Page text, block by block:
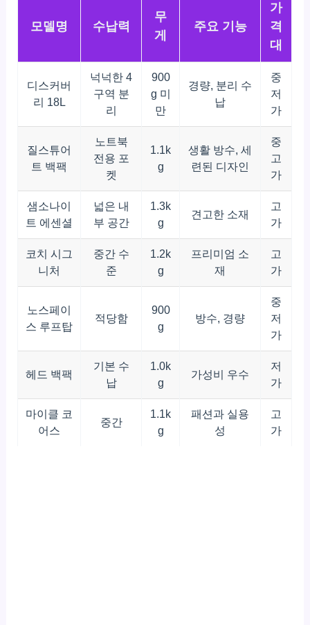
모델명 수납력
무
게
주요 기능
가
격
대
디스커버
리 18L
넉넉한 4
구역 분
리
900
g 미
만
경량, 분리 수
납
중
저
가
질스튜어
트 백팩
노트북
전용 포
켓
1.1k
g
생활 방수, 세
련된 디자인
중
고
가
샘소나이
트 에센셜
넓은 내
부 공간
1.3k
g
견고한 소재
고
가
코치 시그
니처
중간 수
준
1.2k
g
프리미엄 소
재
고
가
노스페이
스 루프탑
적당함
900
g
방수, 경량
중
저
가
헤드 백팩
기본 수
납
1.0k
g
가성비 우수
저
가
마이클 코
어스
중간
1.1k
g
패션과 실용
성
고
가